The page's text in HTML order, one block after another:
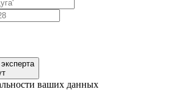
ваших данных